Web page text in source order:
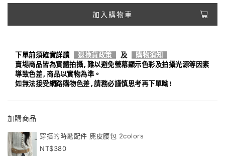
加入購物車
下單前須確實詳讀 退換貨政策 及
購物須知
賣場商品皆為實體拍攝,難以避免螢幕顯示色彩及拍攝光源等因素
導致色差,商品以實物為準。
如無法接受網路購物色差,請務必謹慎思考再下單呦!
加購商品
穿搭的時髦配件 麂皮腰包 2colors
380